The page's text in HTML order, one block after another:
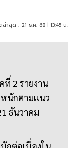
ล่าสุด : 21 ธ.ค. 68 | 13:45 น.
2 รายงาน
นักตามแนว
ธันวาคม